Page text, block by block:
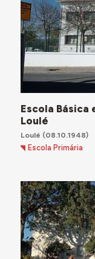
Escola Básica
Loulé
Loulé (08.10.1948)
Escola Primária